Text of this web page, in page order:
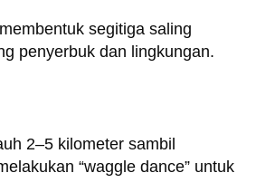
segitiga saling
penyerbuk dan lingkungan.
2–5 kilometer sambil
“waggle dance” untuk